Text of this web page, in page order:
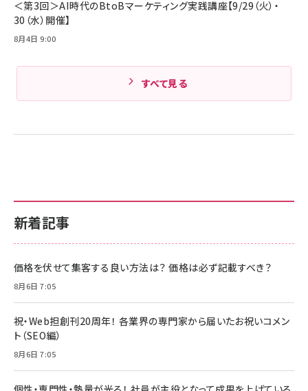
新着記事
価格を伏せて集客する良い方法は？ 価格は必ず記載すべき？
8月6日 7:05
祝・Web担創刊20周年！ 各業界の専門家から届いたお祝いコメン
ト（SEO編）
8月6日 7:05
＜第3回＞AI時代のBtoBマーケティング実践講座【9/29（火）・
30（水）開催】
8月4日 9:00
すべて見る